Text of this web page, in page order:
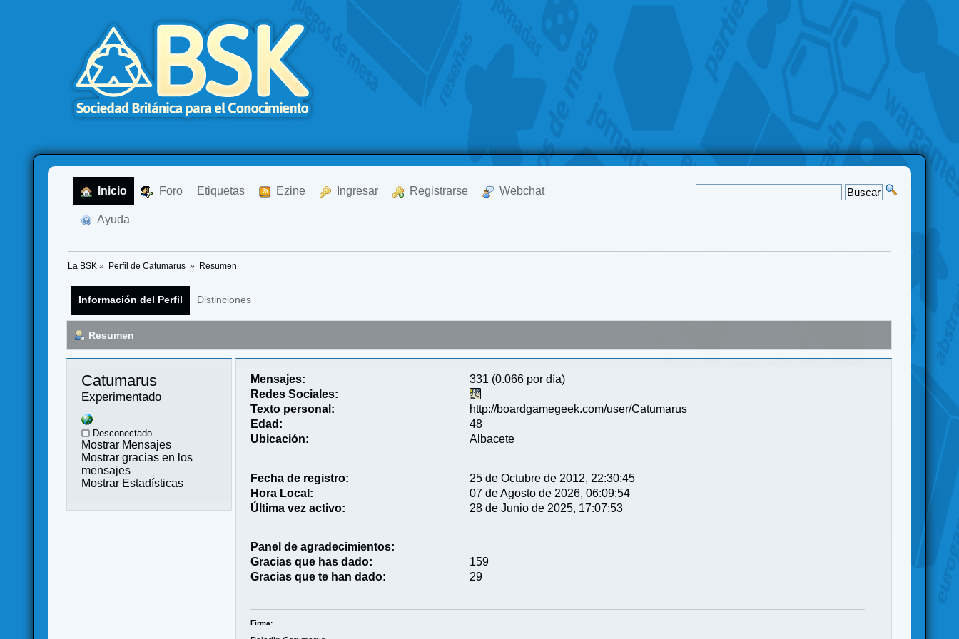
Inicio Foro Etiquetas Ezine Ingresar Registrarse Webchat
Ayuda
La BSK » Perfil de Catumarus » Resumen
Información del Perfil Distinciones
Resumen
Catumarus
Experimentado
Desconectado
Mostrar Mensajes
Mostrar gracias en los
mensajes
Mostrar Estadísticas
Mensajes:
331 (0.066 por día)
Redes Sociales:
Texto personal:
http://boardgamegeek.com/user/Catumarus
Edad:
48
Ubicación:
Albacete
Fecha de registro:
25 de Octubre de 2012, 22:30:45
Hora Local:
07 de Agosto de 2026, 06:09:54
Última vez activo:
28 de Junio de 2025, 17:07:53
Panel de agradecimientos:
Gracias que has dado:
159
Gracias que te han dado:
29
Firma: